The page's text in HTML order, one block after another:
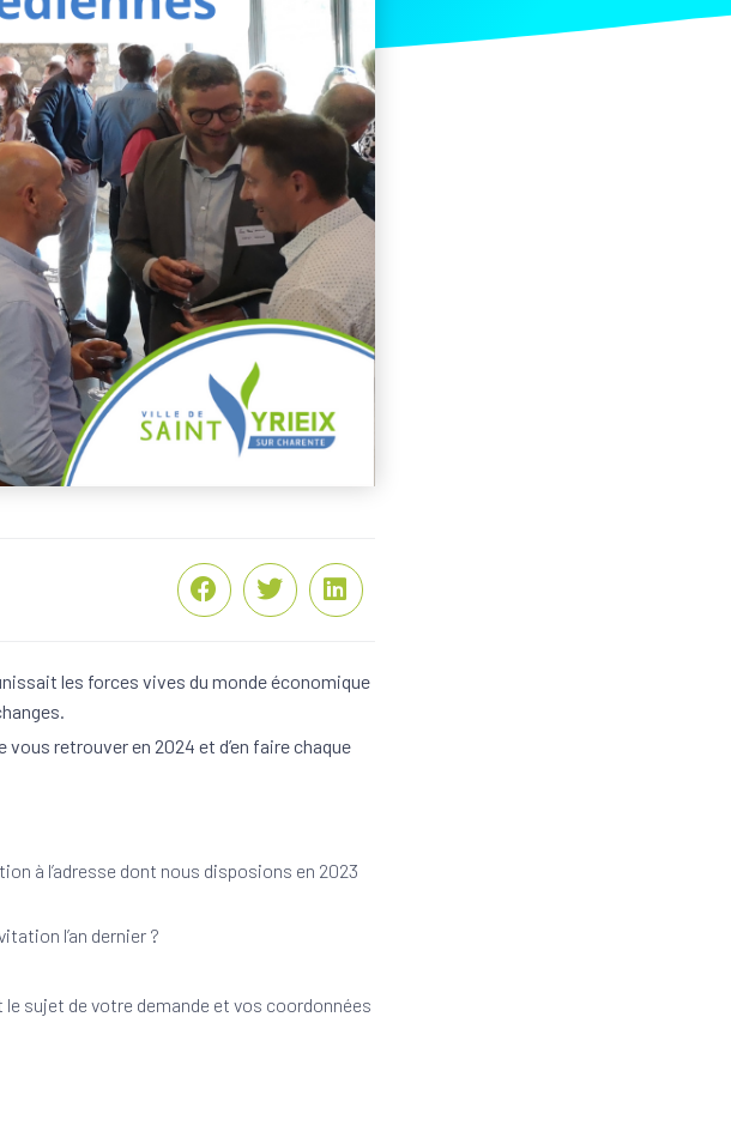
les forces vives du monde économique
retrouver en 2024 et d’en faire chaque
à l’adresse dont nous disposions en 2023
l’an dernier ?
le sujet de votre demande et vos coordonnées